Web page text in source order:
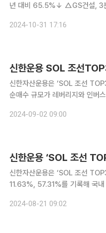
년 대비 65.5%↓ △GS건설, 3분기 영업이익 818억…전년 대비 35.9%↑ △HD한국조선해양,
11.4%↓ △제일기획, 3분기
2024-10-31 17:16
신한운용 SOL 조선
신한자산운용은 ‘SOL 조선
순매수 규모가 레버리지와 인버
액은 지난달 29일 기준 각각 793
2024-09-02 09:00
신한운용 ‘SOL 조선
신한자산운용은 ‘SOL 조선
11.63%, 57.31%를 기록해 국내 ETF 중 1
(-4.33%), 3개월(-1.84%),
2024-08-21 09:02